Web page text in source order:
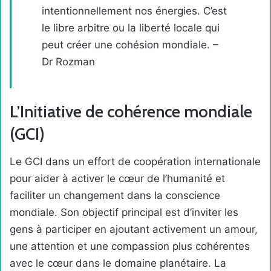
intentionnellement nos énergies. C’est
le libre arbitre ou la liberté locale qui
peut créer une cohésion mondiale. –
Dr Rozman
L’Initiative de cohérence mondiale
(GCI)
Le GCI dans un effort de coopération internationale
pour aider à activer le cœur de l’humanité et
faciliter un changement dans la conscience
mondiale. Son objectif principal est d’inviter les
gens à participer en ajoutant activement un amour,
une attention et une compassion plus cohérentes
avec le cœur dans le domaine planétaire. La